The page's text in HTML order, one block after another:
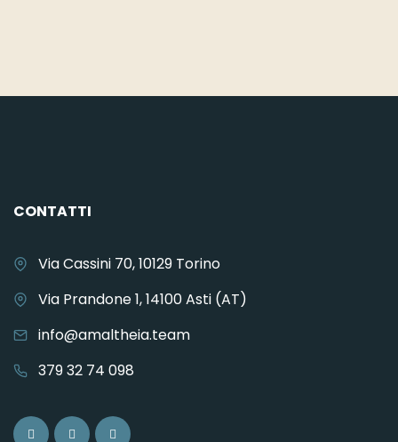
CONTATTI
Via Cassini 70, 10129 Torino
Via Prandone 1, 14100 Asti (AT)
info@amaltheia.team
379 32 74 098